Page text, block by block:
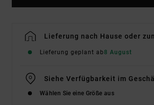
Lieferung nach Hause oder
Lieferung geplant ab8 August
Siehe Verfügbarkeit im
Wählen Sie eine Größe aus